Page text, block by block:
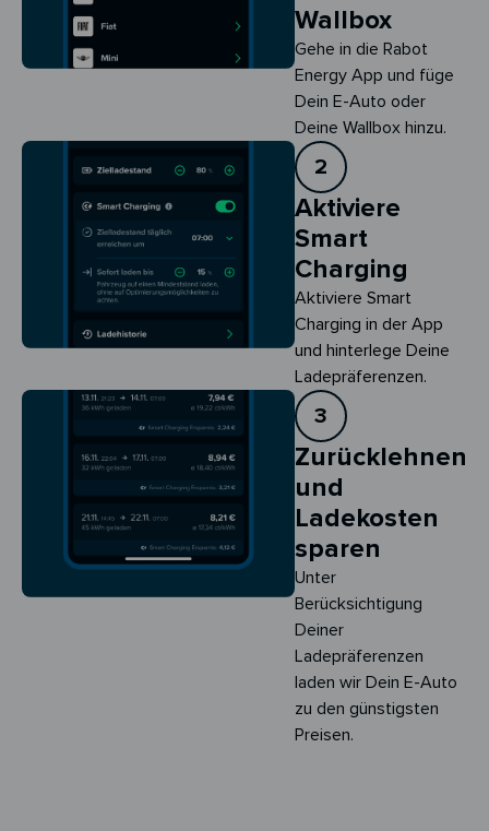
Wallbox
Gehe in die Rabot
Energy App und füge
Dein E-Auto oder
Deine Wallbox hinzu.
2
Aktiviere
Smart
Charging
Aktiviere Smart
Charging in der App
und hinterlege Deine
Ladepräferenzen.
3
Zurücklehnen
und
Ladekosten
sparen
Unter
Berücksichtigung
Deiner
Ladepräferenzen
laden wir Dein E-Auto
zu den günstigsten
Preisen.